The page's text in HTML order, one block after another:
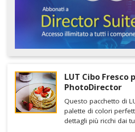
LUT Cibo Fresco
PhotoDirector
Questo pacchetto di
palette di colori
dettagli più ricchi dai